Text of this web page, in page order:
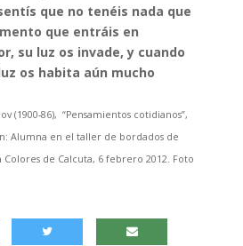
que no tenéis nada que
que entráis en
su luz os invade, y cuando
os habita aún mucho
(1900-86), “Pensamientos cotidianos”,
Alumna en el taller de bordados de
Colores de Calcuta, 6 febrero 2012. Foto